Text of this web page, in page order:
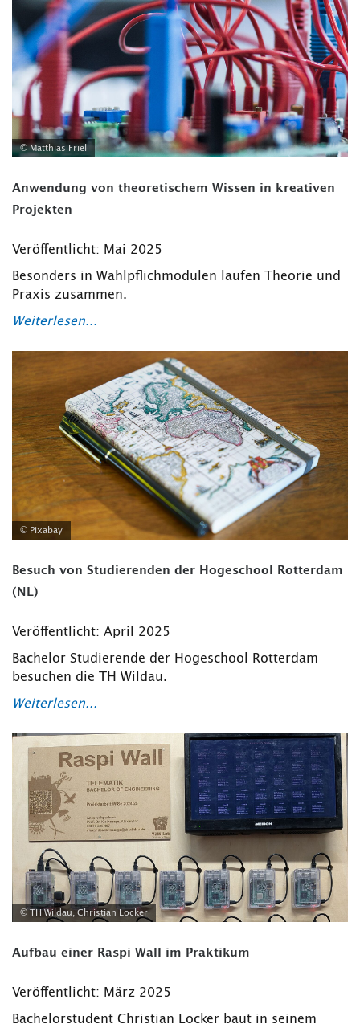
© Matthias Friel
Anwendung von theoretischem Wissen in kreativen
Projekten
Veröffentlicht: Mai 2025
Besonders in Wahlpflichmodulen laufen Theorie und
Praxis zusammen.
Weiterlesen...
© Pixabay
Besuch von Studierenden der Hogeschool Rotterdam
(NL)
Veröffentlicht: April 2025
Bachelor Studierende der Hogeschool Rotterdam
besuchen die TH Wildau.
Weiterlesen...
© TH Wildau, Christian Locker
Aufbau einer Raspi Wall im Praktikum
Veröffentlicht: März 2025
Bachelorstudent Christian Locker baut in seinem